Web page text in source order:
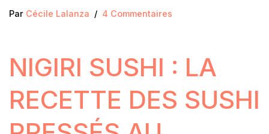
Par Cécile Lalanza 4 Commentaires
NIGIRI SUSHI : LA
RECETTE DES SUSHI